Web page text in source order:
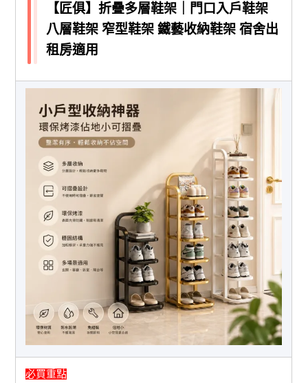
【匠俱】折疊多層鞋架｜門口入戶鞋架
八層鞋架 窄型鞋架 鐵藝收納鞋架 宿舍出
租房適用
必買重點